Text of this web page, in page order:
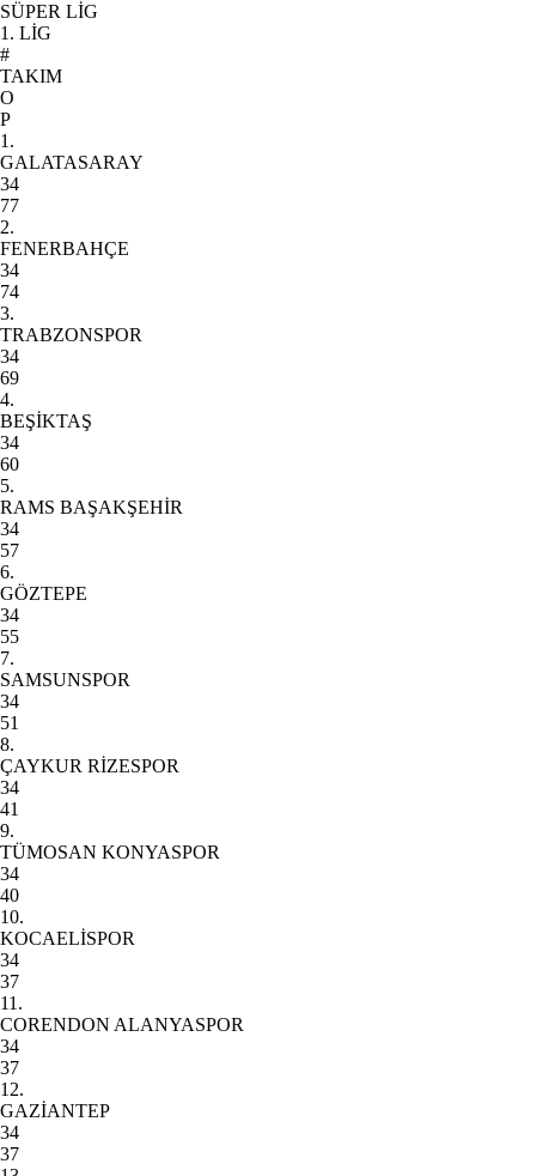
SÜPER LİG
1. LİG
#
TAKIM
O
P
1.
GALATASARAY
34
77
2.
FENERBAHÇE
34
74
3.
TRABZONSPOR
34
69
4.
BEŞİKTAŞ
34
60
5.
RAMS BAŞAKŞEHİR
34
57
6.
GÖZTEPE
34
55
7.
SAMSUNSPOR
34
51
8.
ÇAYKUR RİZESPOR
34
41
9.
TÜMOSAN KONYASPOR
34
40
10.
KOCAELİSPOR
34
37
11.
CORENDON ALANYASPOR
34
37
12.
GAZİANTEP
34
37